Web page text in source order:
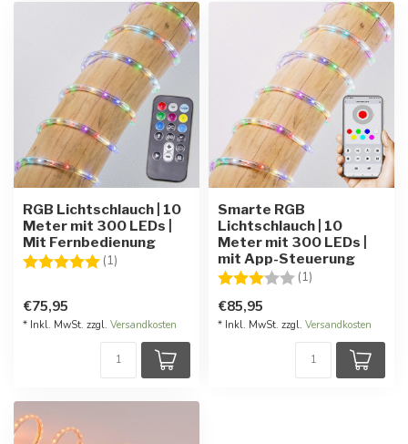
RGB Lichtschlauch | 10
Meter mit 300 LEDs |
Mit Fernbedienung
Bewertung:
(1) 5.0 von 5 Sternen
€75,95
* Inkl. MwSt. zzgl. Versandkosten
Smarte RGB
Lichtschlauch | 10
Meter mit 300 LEDs |
mit App-Steuerung
Bewertung:
(1)
€85,95
* Inkl. MwSt. zzgl. Versandkosten